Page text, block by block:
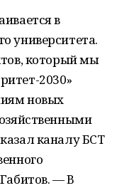
в
университета.
который мы
2030»
новых
каналу БСТ
— В